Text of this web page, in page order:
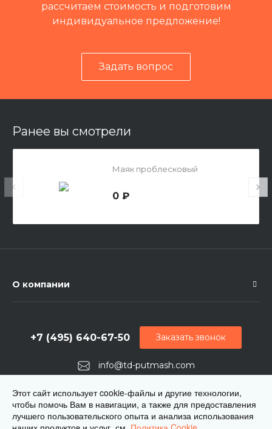
рассчитаем стоимость и подготовим
индивидуальное предложение!
Задать вопрос
Ранее вы смотрели
Маяк проблесковый
0 ₽
О компании
info@td-putmash.com
+7 (495) 640-67-50
г. Москва, 1-й Кирпичный переулок, дом 2
Заказать звонок
Этот сайт использует cookie-файлы и другие технологии,
чтобы помочь Вам в навигации, а также для предоставления
лучшего пользовательского опыта и анализа использования